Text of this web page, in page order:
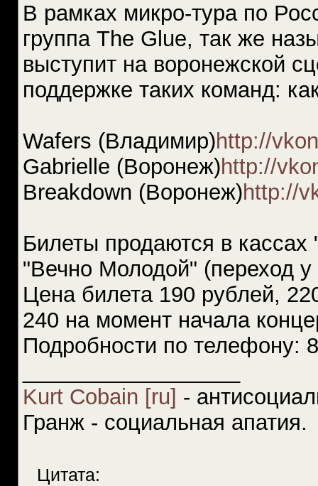
В рамках микро-тура по
группа The Glue, так же
выступит на воронежской
поддержке таких команд:
Wafers (Владимир)http://
Gabrielle (Воронеж)http://
Breakdown (Воронеж)http://
Билеты продаются в
"Вечно Молодой" (переход
Цена билета 190 рублей,
240 на момент начала
Подробности по телефону:
Kurt Cobain [ru] -
Гранж - социальная апатия.
Цитата: